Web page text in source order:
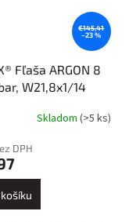
€145,41
–23 %
Fľaša ARGON 8
W21,8x1/14
Skladom (>5 ks)
DPH